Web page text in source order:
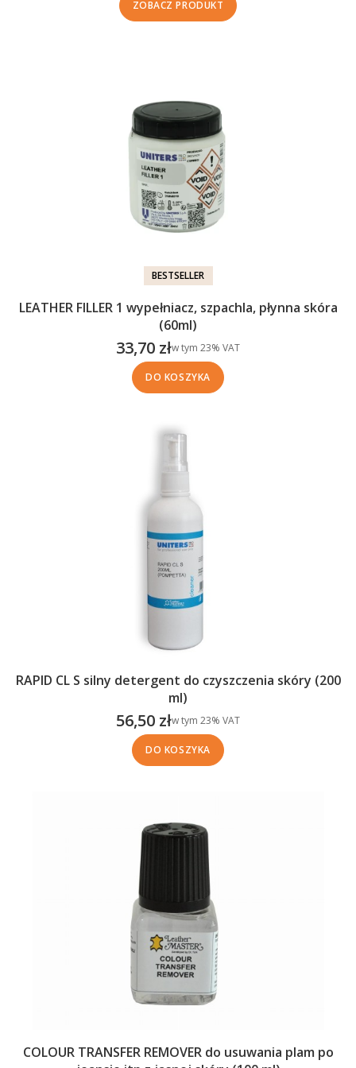
ZOBACZ PRODUKT
BESTSELLER
LEATHER FILLER 1 wypełniacz, szpachla, płynna skóra
(60ml)
Cena brutto
33,70 złw tym %s VAT
w tym 23% VAT
DO KOSZYKA
RAPID CL S silny detergent do czyszczenia skóry (200
ml)
Cena brutto
56,50 złw tym %s VAT
w tym 23% VAT
DO KOSZYKA
COLOUR TRANSFER REMOVER do usuwania plam po